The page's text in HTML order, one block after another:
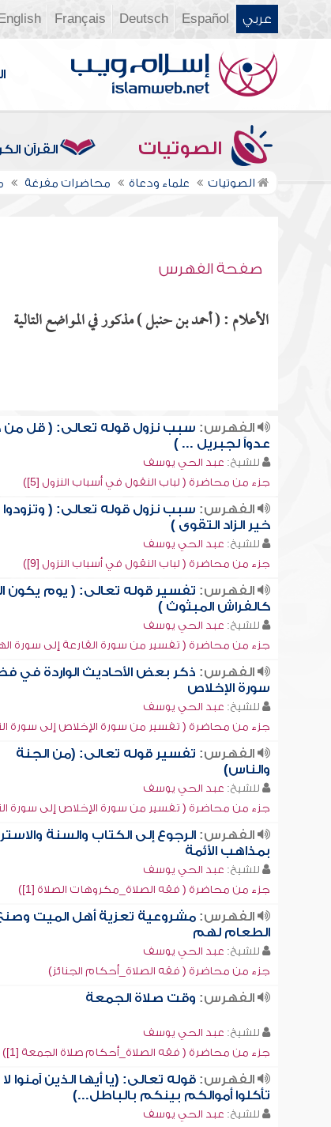
عربي Español
Deutsch
Français
English
الصوتيات القرآن
الصوتيات علماء ودعاة محاضرات مفرغة
صفحة الفهرس
الأعلام : ( أحمد بن حنبل ) مذكور في المواضع التالية
الفهرس: سبب نزول قوله تعالى: ( قل من
عدواً لجبريل ... )
للشيخ: عبد الحي يوسف
جزء من محاضرة ( لباب النقول في أسباب النزول [5])
الفهرس: سبب نزول قوله تعالى: ( وتزودوا
خير الزاد التقوى )
للشيخ: عبد الحي يوسف
جزء من محاضرة ( لباب النقول في أسباب النزول [9])
الفهرس: تفسير قوله تعالى: ( يوم يكون
كالفراش المبثوث )
للشيخ: عبد الحي يوسف
جزء من محاضرة ( تفسير من سورة القارعة إلى سورة
الفهرس: ذكر بعض الأحاديث الواردة في
سورة الإخلاص
للشيخ: عبد الحي يوسف
جزء من محاضرة ( تفسير من سورة الإخلاص إلى سورة
الفهرس: تفسير قوله تعالى: (من الجنة
والناس)
للشيخ: عبد الحي يوسف
جزء من محاضرة ( تفسير من سورة الإخلاص إلى سورة
الفهرس:الرجوع إلى الكتاب والسنة
بمذاهب الأئمة
للشيخ: عبد الحي يوسف
جزء من محاضرة ( فقه الصلاة_مكروهات الصلاة [1])
الفهرس:مشروعية تعزية أهل الميت
الطعام لهم
للشيخ: عبد الحي يوسف
جزء من محاضرة ( فقه الصلاة_أحكام الجنائز)
الفهرس: وقت صلاة الجمعة
للشيخ: عبد الحي يوسف
جزء من محاضرة ( فقه الصلاة_أحكام صلاة الجمعة [1])
الفهرس:قوله تعالى: (يا أيها الذين آمنوا لا
تأكلوا أموالكم بينكم بالباطل...)
للشيخ: عبد الحي يوسف